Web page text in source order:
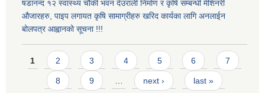
षडानन्द १२ स्वास्थ्य चौकी भवन देउराली निर्माण र कृषि सम्बन्धी मेशिनरी
औजारहरु, पाइप लगायत कृषि सामाग्रीहरु खरिद कार्यका लागि अनलाईन
बोलपत्र आह्वानको सूचना !!!
Pages
1 2 3 4 5 6 7
8 9 … next › last »